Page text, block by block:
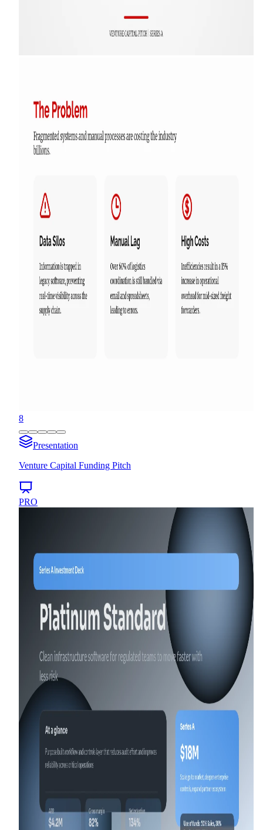
8
Presentation
Venture Capital Funding Pitch
PRO